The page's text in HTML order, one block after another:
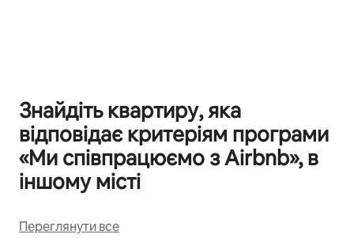
Знайдіть квартиру, яка
відповідає критеріям програми
«Ми співпрацюємо з Airbnb», в
іншому місті
Переглянути все